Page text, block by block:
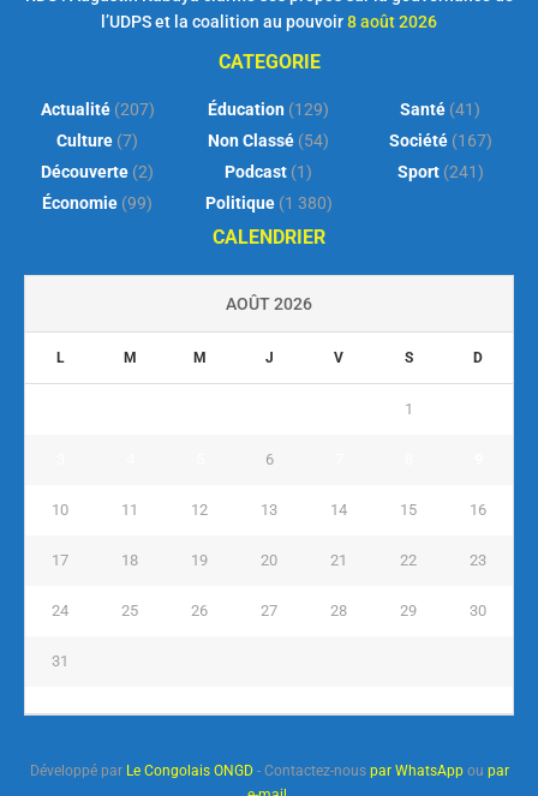
l’UDPS et la coalition au pouvoir8 août 2026
CATEGORIE
Actualité(207)
Culture (7)
Découverte (2)
Économie (99)
Éducation (129)
Non Classé (54)
Podcast (1)
Politique(1 380)
Santé (41)
Société(167)
Sport(241)
CALENDRIER
AOÛT 2026
L M M J V S D
1
6
10 11 12 13 14 15 16
17 18 19 20 21 22 23
24 25 26 27 28 29 30
31
Développé par Le Congolais ONGD- Contactez-nous par WhatsAppou par